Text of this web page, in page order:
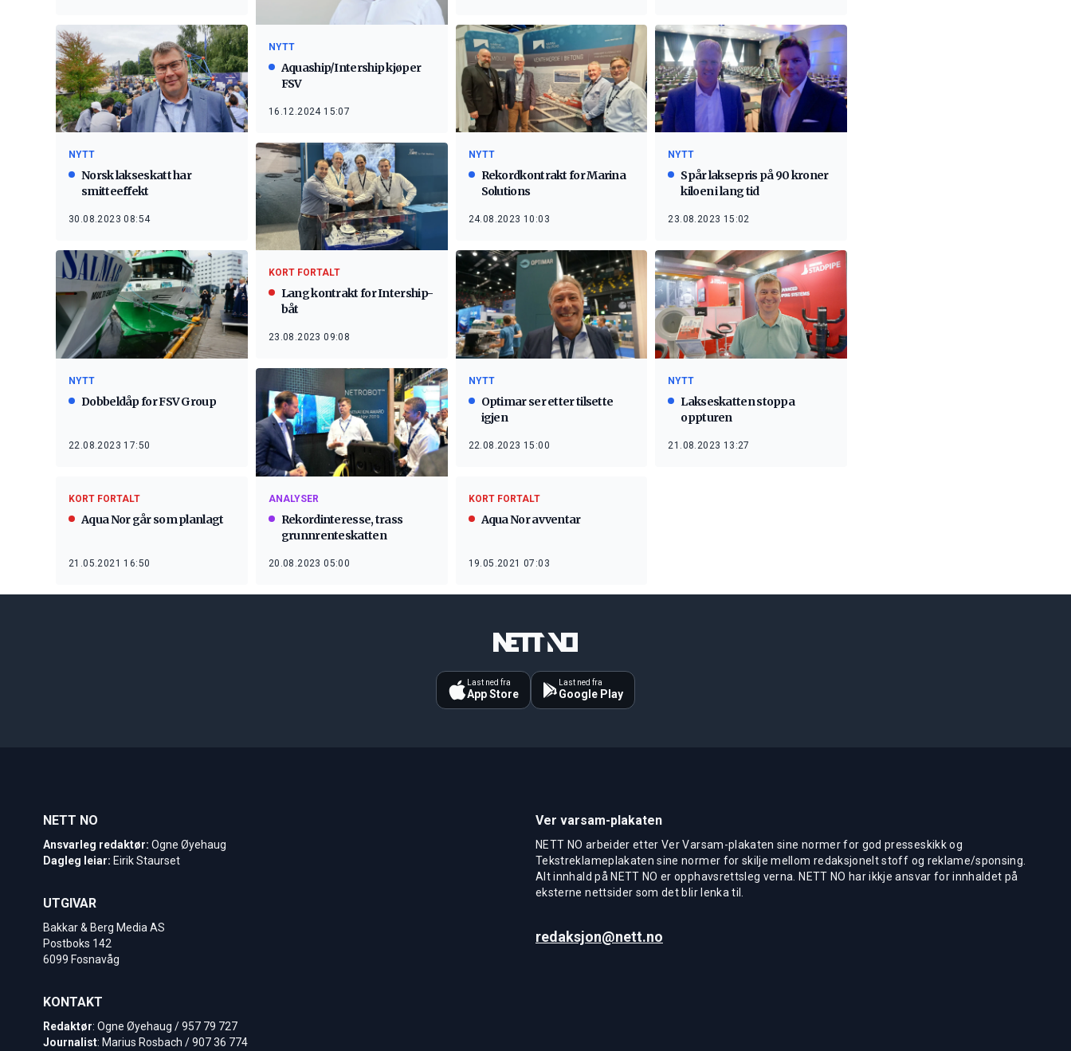
NYTT
Aquaship/Intership kjøper
FSV
16.12.2024 15:07
NYTT
Norsk lakseskatt har
smitteeffekt
30.08.2023 08:54
NYTT
Rekordkontrakt for Marina
Solutions
24.08.2023 10:03
NYTT
Spår laksepris på 90 kroner
kiloen i lang tid
23.08.2023 15:02
KORT FORTALT
Lang kontrakt for Intership-
båt
23.08.2023 09:08
NYTT
Dobbeldåp for FSV Group
22.08.2023 17:50
NYTT
Optimar ser etter tilsette
igjen
22.08.2023 15:00
NYTT
Lakseskatten stoppa
oppturen
21.08.2023 13:27
ANALYSER
Rekordinteresse, trass
grunnrenteskatten
20.08.2023 05:00
KORT FORTALT
Aqua Nor går som planlagt
21.05.2021 16:50
KORT FORTALT
Aqua Nor avventar
19.05.2021 07:03
Last ned fra
App Store
Last ned fra
Google Play
NETT NO
Ansvarleg redaktør: Ogne Øyehaug
Dagleg leiar: Eirik Staurset
UTGIVAR
Bakkar & Berg Media AS
Postboks 142
6099 Fosnavåg
KONTAKT
Redaktør: Ogne Øyehaug / 957 79 727
Journalist: Marius Rosbach / 907 36 774
Ver varsam-plakaten
NETT NO arbeider etter Ver Varsam-plakaten sine normer for god presseskikk og
Tekstreklameplakaten sine normer for skilje mellom redaksjonelt stoff og reklame/sponsing.
Alt innhald på NETT NO er opphavsrettsleg verna. NETT NO har ikkje ansvar for innhaldet på
eksterne nettsider som det blir lenka til.
redaksjon@nett.no